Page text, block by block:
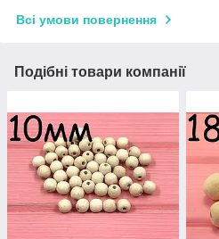
Всі умови повернення
Подібні товари компанії